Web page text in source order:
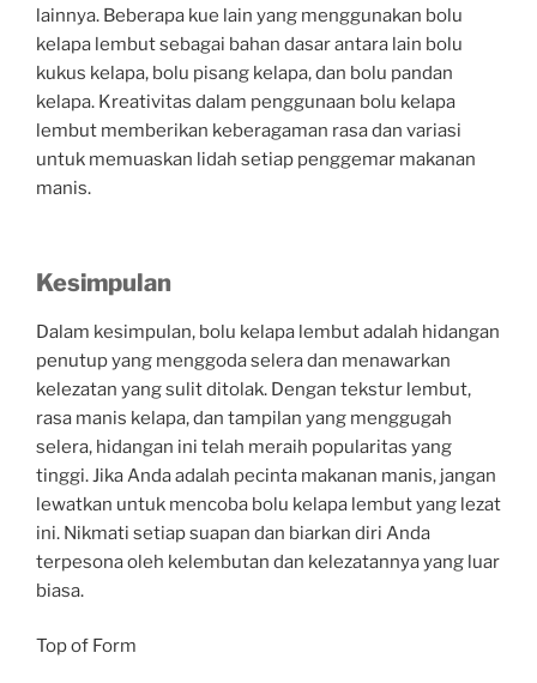
lainnya. Beberapa kue lain yang menggunakan bolu
kelapa lembut sebagai bahan dasar antara lain bolu
kukus kelapa, bolu pisang kelapa, dan bolu pandan
kelapa. Kreativitas dalam penggunaan bolu kelapa
lembut memberikan keberagaman rasa dan variasi
untuk memuaskan lidah setiap penggemar makanan
manis.
Kesimpulan
Dalam kesimpulan, bolu kelapa lembut adalah hidangan
penutup yang menggoda selera dan menawarkan
kelezatan yang sulit ditolak. Dengan tekstur lembut,
rasa manis kelapa, dan tampilan yang menggugah
selera, hidangan ini telah meraih popularitas yang
tinggi. Jika Anda adalah pecinta makanan manis, jangan
lewatkan untuk mencoba bolu kelapa lembut yang lezat
ini. Nikmati setiap suapan dan biarkan diri Anda
terpesona oleh kelembutan dan kelezatannya yang luar
biasa.
Top of Form